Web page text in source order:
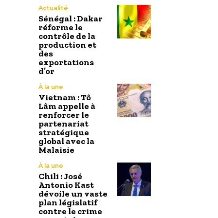
Actualité
Sénégal : Dakar
réforme le
contrôle de la
production et
des
exportations
d’or
À la une
Vietnam : Tô
Lâm appelle à
renforcer le
partenariat
stratégique
global avec la
Malaisie
À la une
Chili : José
Antonio Kast
dévoile un vaste
plan législatif
contre le crime